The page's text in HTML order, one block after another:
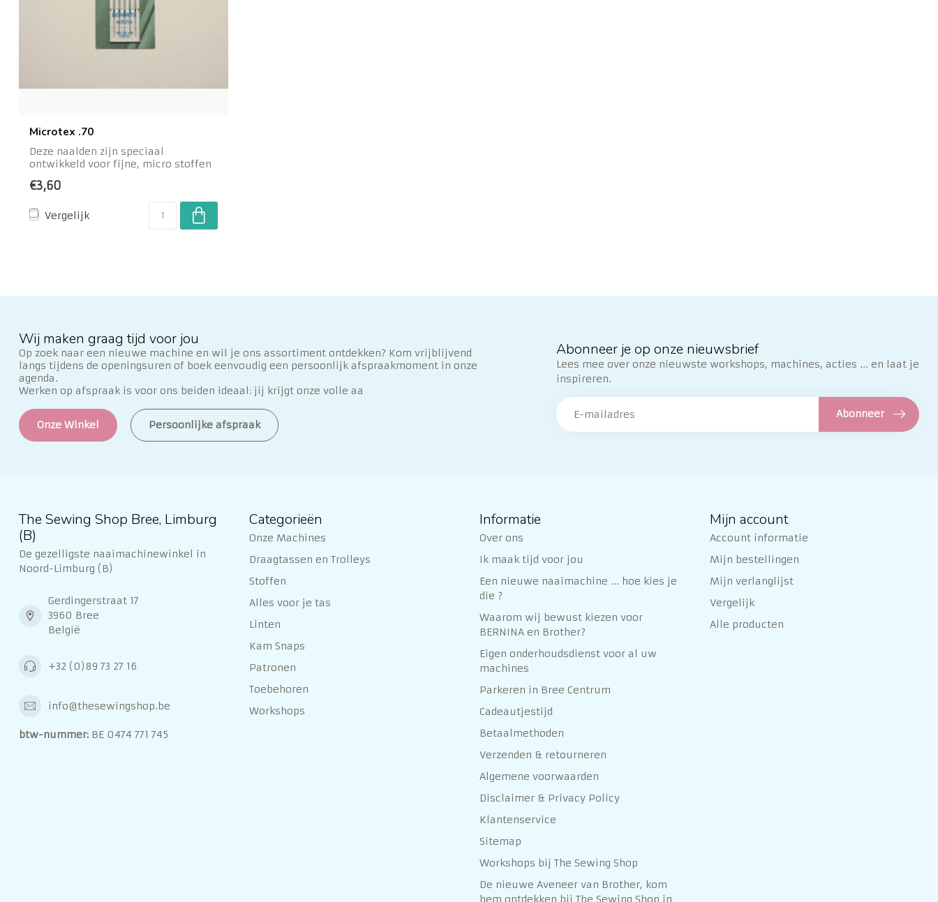
Microtex .70
Deze naalden zijn speciaal
ontwikkeld voor fijne, micro stoffen
€3,60
Vergelijk
Wij maken graag tijd voor jou
Op zoek naar een nieuwe machine en wil je ons assortiment ontdekken? Kom vrijblijvend
langs tijdens de openingsuren of boek eenvoudig een persoonlijk afspraakmoment in onze
agenda.
Werken op afspraak is voor ons beiden ideaal: jij krijgt onze volle aa
Onze Winkel Persoonlijke afspraak
Abonneer je op onze nieuwsbrief
Lees mee over onze nieuwste workshops, machines, acties ... en laat je
inspireren.
Abonneer
The Sewing Shop Bree, Limburg
(B)
De gezelligste naaimachinewinkel in
Noord-Limburg (B)
Gerdingerstraat 17
3960 Bree
België
+32 (0)89 73 27 16
info@thesewingshop.be
btw-nummer: BE 0474 771 745
Categorieën
Onze Machines
Draagtassen en Trolleys
Stoffen
Alles voor je tas
Linten
Kam Snaps
Patronen
Toebehoren
Workshops
Informatie
Over ons
Ik maak tijd voor jou
Een nieuwe naaimachine ... hoe kies je
die ?
Waarom wij bewust kiezen voor
BERNINA en Brother?
Eigen onderhoudsdienst voor al uw
machines
Parkeren in Bree Centrum
Cadeautjestijd
Betaalmethoden
Verzenden & retourneren
Algemene voorwaarden
Disclaimer & Privacy Policy
Klantenservice
Sitemap
Workshops bij The Sewing Shop
De nieuwe Aveneer van Brother, kom
hem ontdekken bij The Sewing Shop in
Mijn account
Account informatie
Mijn bestellingen
Mijn verlanglijst
Vergelijk
Alle producten